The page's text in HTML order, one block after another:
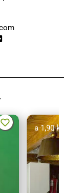
a 1,90 km